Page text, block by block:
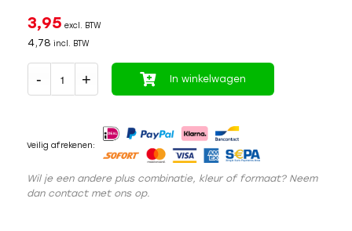
3,95 excl. BTW
4,78 incl. BTW
In winkelwagen
Veilig afrekenen:
Wil je een andere plus combinatie, kleur of formaat? Neem
dan contact met ons op.